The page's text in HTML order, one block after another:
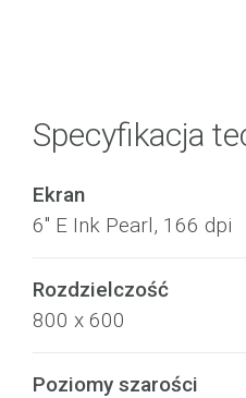
Specyfikacja
Ekran
6" E Ink Pearl, 166 dpi
Rozdzielczość
800 x 600
Poziomy szarości